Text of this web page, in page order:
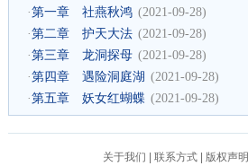
·第一章 社燕秋鸿 (2021-09-28)
·第二章 护天大法 (2021-09-28)
·第三章 龙洞探母 (2021-09-28)
·第四章 遇险洞庭湖 (2021-09-28)
·第五章 妖女红蝴蝶 (2021-09-28)
关于我们 |联系方式 版权声明